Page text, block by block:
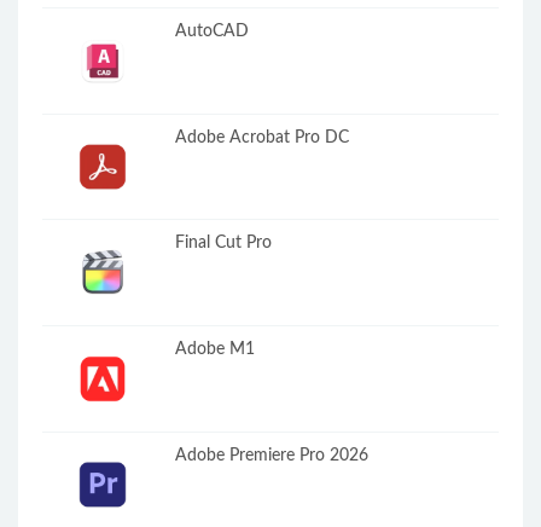
AutoCAD
Adobe Acrobat Pro DC
Final Cut Pro
Adobe M1
Adobe Premiere Pro 2026